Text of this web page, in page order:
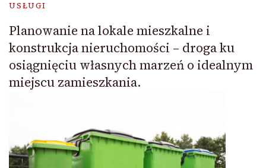
USŁUGI
Planowanie na lokale mieszkalne i
konstrukcja nieruchomości – droga ku
osiągnięciu własnych marzeń o idealnym
miejscu zamieszkania.